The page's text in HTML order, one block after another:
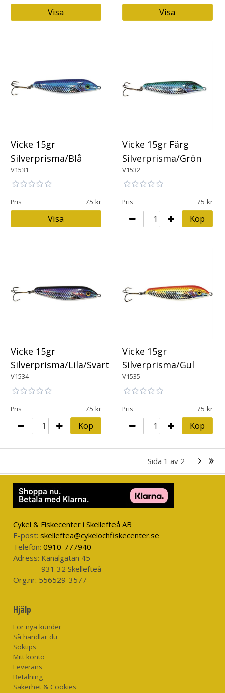
Visa Visa
Vicke 15gr
Silverprisma/Blå
V1531
Pris 75
Visa
Vicke 15gr Färg
Silverprisma/Grön
V1532
Pris 75
Köp
Vicke 15gr
Silverprisma/Lila/Svart
V1534
Pris 75
Köp
Vicke 15gr
Silverprisma/Gul
V1535
Pris 75
Köp
Sida 1 av 2
Cykel & Fiskecenter i Skellefteå AB
E-post: skelleftea@cykelochfiskecenter.se
Telefon: 0910-777940
Adress: Kanalgatan 45
931 32 Skellefteå
Org.nr: 556529-3577
Hjälp
För nya kunder
Så handlar du
Söktips
Mitt konto
Leverans
Betalning
Säkerhet & Cookies